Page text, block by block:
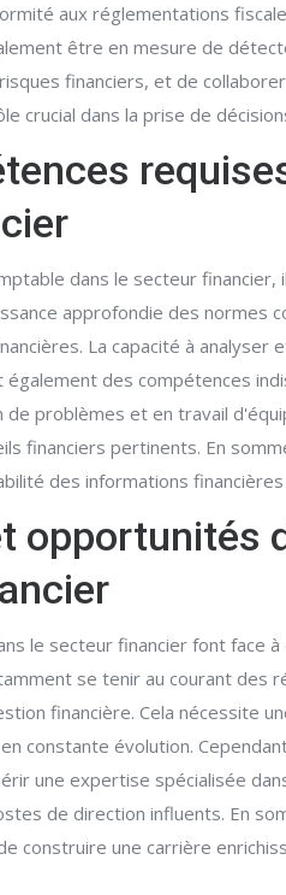
aux réglementations
être en mesure de
financiers, et de
crucial dans la prise de
dans le secteur
approfondie des
La capacité à
des compétences
de problèmes et en travail
financiers pertinents. En
des informations
opportunités
le secteur financier font face
se tenir au courant des
financière. Cela nécessite
constante évolution.
une expertise spécialisée
de direction influents. En
construire une carrière